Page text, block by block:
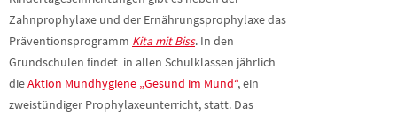
Zahnprophylaxe und der Ernährungsprophylaxe das
Präventionsprogramm Kita mit Biss. In den
Grundschulen findet in allen Schulklassen jährlich
dieAktion Mundhygiene „Gesund im Mund“, ein
zweistündiger Prophylaxeunterricht, statt. Das